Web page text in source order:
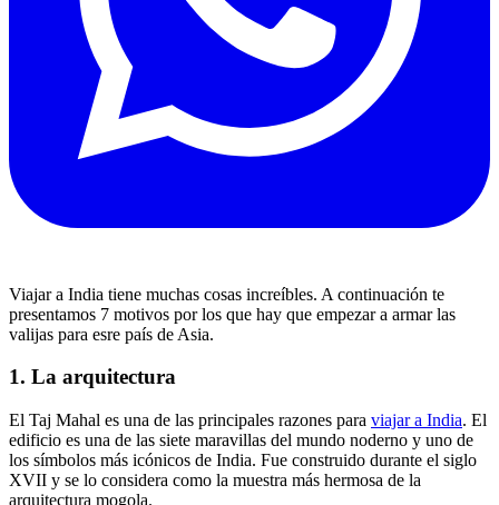
Viajar a India tiene muchas cosas increíbles. A continuación te
presentamos 7 motivos por los que hay que empezar a armar las
valijas para esre país de Asia.
1. La arquitectura
El Taj Mahal es una de las principales razones para viajar a India. El
edificio es una de las siete maravillas del mundo noderno y uno de
los símbolos más icónicos de India. Fue construido durante el siglo
XVII y se lo considera como la muestra más hermosa de la
arquitectura mogola.